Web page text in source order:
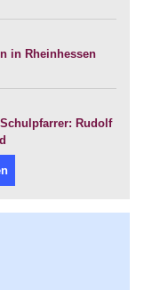
in Rheinhessen
Rudolf